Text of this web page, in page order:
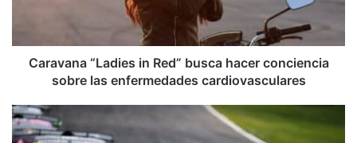
las
enfermedades
cardiovasculares
Caravana “Ladies in Red” busca hacer conciencia
sobre las enfermedades cardiovasculares
Victoria
de